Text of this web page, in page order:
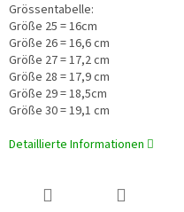
Grössentabelle:
Größe 25 = 16cm
Größe 26 = 16,6 cm
Größe 27 = 17,2 cm
Größe 28 = 17,9 cm
Größe 29 = 18,5cm
Größe 30 = 19,1 cm
Detaillierte Informationen